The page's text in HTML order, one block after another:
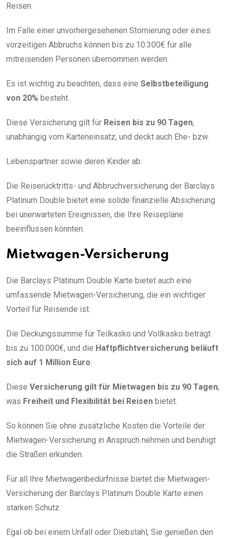
Reisen.
Im Falle einer unvorhergesehenen Stornierung oder eines
vorzeitigen Abbruchs können bis zu 10.300€ für alle
mitreisenden Personen übernommen werden.
Es ist wichtig zu beachten, dass eine Selbstbeteiligung
von 20% besteht.
Diese Versicherung gilt für Reisen bis zu 90 Tagen,
unabhängig vom Karteneinsatz, und deckt auch Ehe- bzw.
Lebenspartner sowie deren Kinder ab.
Die Reiserücktritts- und Abbruchversicherung der Barclays
Platinum Double bietet eine solide finanzielle Absicherung
bei unerwarteten Ereignissen, die Ihre Reisepläne
beeinflussen könnten.
Mietwagen-Versicherung
Die Barclays Platinum Double Karte bietet auch eine
umfassende Mietwagen-Versicherung, die ein wichtiger
Vorteil für Reisende ist.
Die Deckungssumme für Teilkasko und Vollkasko beträgt
bis zu 100.000€, und die Haftpflichtversicherung beläuft
sich auf 1 Million Euro
Diese Versicherung gilt für Mietwagen bis zu 90 Tagen,
was Freiheit und Flexibilität bei Reisen bietet.
So können Sie ohne zusätzliche Kosten die Vorteile der
Mietwagen-Versicherung in Anspruch nehmen und beruhigt
die Straßen erkunden.
Für all Ihre Mietwagenbedürfnisse bietet die Mietwagen-
Versicherung der Barclays Platinum Double Karte einen
starken Schutz.
Egal ob bei einem Unfall oder Diebstahl, Sie genießen den